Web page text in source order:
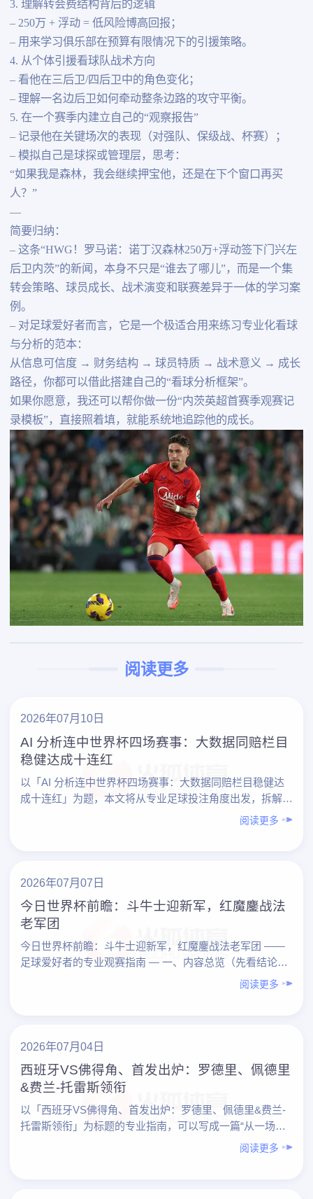
3. 理解转会费结构背后的逻辑
– 250万 + 浮动 = 低风险博高回报；
– 用来学习俱乐部在预算有限情况下的引援策略。
4. 从个体引援看球队战术方向
– 看他在三后卫/四后卫中的角色变化；
– 理解一名边后卫如何牵动整条边路的攻守平衡。
5. 在一个赛季内建立自己的“观察报告”
– 记录他在关键场次的表现（对强队、保级战、杯赛）；
– 模拟自己是球探或管理层，思考：
“如果我是森林，我会继续押宝他，还是在下个窗口再买
人？”
—
简要归纳：
– 这条“HWG！罗马诺：诺丁汉森林250万+浮动签下门兴左
后卫内茨”的新闻，本身不只是“谁去了哪儿”，而是一个集
转会策略、球员成长、战术演变和联赛差异于一体的学习案
例。
– 对足球爱好者而言，它是一个极适合用来练习专业化看球
与分析的范本：
从信息可信度 → 财务结构 → 球员特质 → 战术意义 → 成长
路径，你都可以借此搭建自己的“看球分析框架”。
如果你愿意，我还可以帮你做一份“内茨英超首赛季观赛记
录模板”，直接照着填，就能系统地追踪他的成长。
阅读更多
2026年07月10日
AI 分析连中世界杯四场赛事：大数据同赔栏目
稳健达成十连红
以「AI 分析连中世界杯四场赛事：大数据同赔栏目稳健达
成十连红」为题，本文将从专业足球投注角度出发，拆解一
个典型案例：借助 AI 与大数据，在世界杯期间连续命中四
阅读更多
2026年07月07日
今日世界杯前瞻：斗牛士迎新军，红魔鏖战法
老军团
今日世界杯前瞻：斗牛士迎新军，红魔鏖战法老军团 ——
足球爱好者的专业观赛指南 — 一、内容总览（先看结论）
1. 今日两大焦点对决 – 斗牛士（西班牙） vs ……阅读更多
2026年07月04日
西班牙VS佛得角、首发出炉：罗德里、佩德里
&费兰-托雷斯领衔
以「西班牙VS佛得角、首发出炉：罗德里、佩德里&费兰-
托雷斯领衔」为标题的专业指南，可以写成一篇“从一场比
赛学会看球”的实战教程。下面先给出内容总览，再按要点
阅读更多